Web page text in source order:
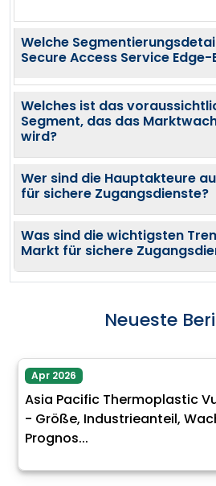
Welche
Secure Access Service
Welches ist das
Segment, das das
wird?
Wer sind die Hauptakteure
für sichere Zugangsdienste?
Was sind die wichtigsten
Markt für sichere
Neueste
Apr 2026
Asia Pacific Thermoplastic
- Größe, Industrieanteil,
Prognos...